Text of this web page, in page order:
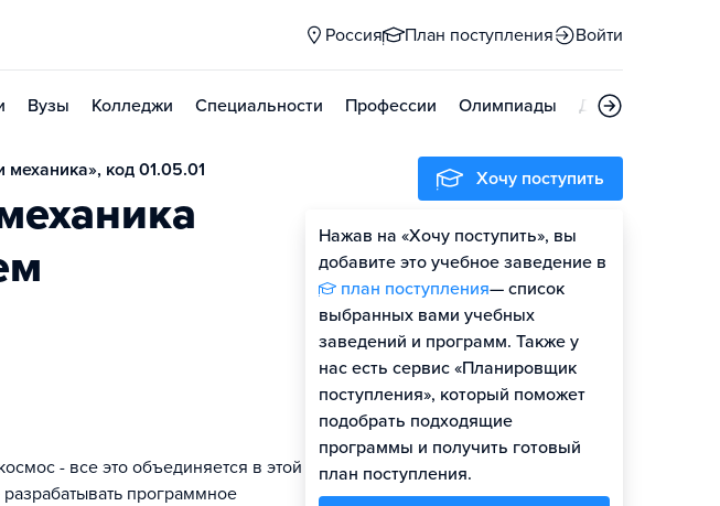
Россия План поступления Войти
Вузы Колледжи Специальности Профессии Олимпиады Дни открытых
код 01.05.01
- все это объединяется в этой
программное
Хочу поступить
Нажав на «Хочу поступить», вы
добавите это учебное заведение в
план поступления— список
выбранных вами учебных
заведений и программ. Также у
нас есть сервис «Планировщик
поступления», который поможет
подобрать подходящие
программы и получить готовый
план поступления.
Оценить шансы